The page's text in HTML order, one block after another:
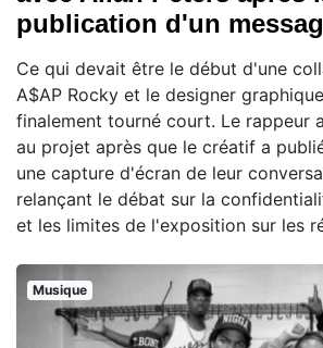
publication d'un
Ce qui devait être le début d'une
A$AP Rocky et le designer
finalement tourné court. Le rappeur
au projet après que le créatif a
une capture d'écran de leur
relançant le débat sur la
et les limites de l'exposition sur les
Musique